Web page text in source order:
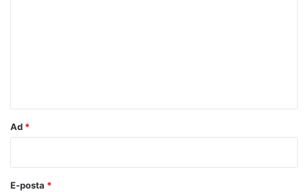
Ad *
E-posta *